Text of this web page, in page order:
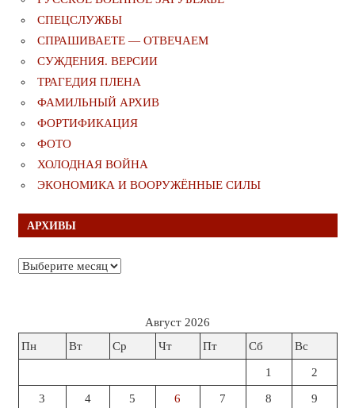
СПЕЦСЛУЖБЫ
СПРАШИВАЕТЕ — ОТВЕЧАЕМ
СУЖДЕНИЯ. ВЕРСИИ
ТРАГЕДИЯ ПЛЕНА
ФАМИЛЬНЫЙ АРХИВ
ФОРТИФИКАЦИЯ
ФОТО
ХОЛОДНАЯ ВОЙНА
ЭКОНОМИКА И ВООРУЖЁННЫЕ СИЛЫ
АРХИВЫ
Архивы
Август 2026
Пн
Вт Ср Чт Пт Сб Вс
1 2
3 4 5 6 7 8 9